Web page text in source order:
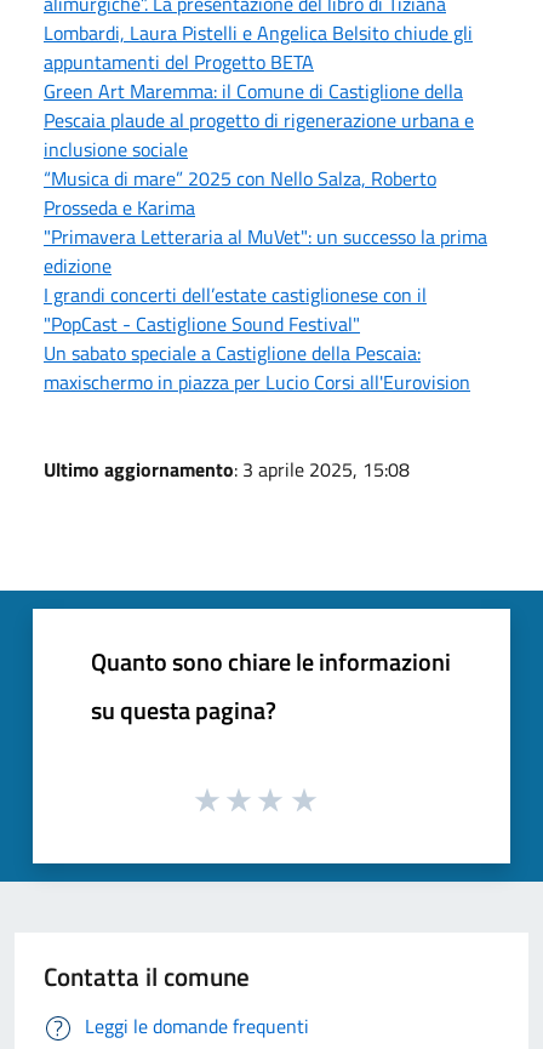
Lombardi, Laura Pistelli e Angelica Belsito chiude gli
appuntamenti del Progetto BETA
Green Art Maremma: il Comune di Castiglione della
Pescaia plaude al progetto di rigenerazione urbana e
inclusione sociale
“Musica di mare” 2025 con Nello Salza, Roberto
Prosseda e Karima
"Primavera Letteraria al MuVet": un successo la prima
edizione
I grandi concerti dell’estate castiglionese con il
"PopCast - Castiglione Sound Festival"
Un sabato speciale a Castiglione della Pescaia:
maxischermo in piazza per Lucio Corsi all'Eurovision
Ultimo aggiornamento: 3 aprile 2025, 15:08
Quanto sono chiare le informazioni
su questa pagina?
Contatta il comune
Leggi le domande frequenti